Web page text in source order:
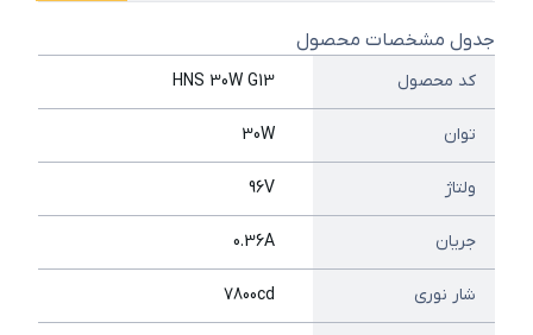
جدول مشخصات محصول
کد محصول HNS 30W G13
توان 30W
ولتاژ 96V
جریان 0.36A
شار نوری 7800cd